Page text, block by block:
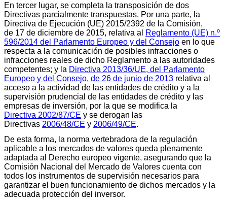
En tercer lugar, se completa la transposición de dos
Directivas parcialmente transpuestas. Por una parte, la
Directiva de Ejecución (UE) 2015/2392 de la Comisión,
de 17 de diciembre de 2015, relativa al
Reglamento (UE) n.º
596/2014 del Parlamento Europeo y del Consejo en lo que
respecta a la comunicación de posibles infracciones o
infracciones reales de dicho Reglamento a las autoridades
competentes; y la Directiva 2013/36/UE, del Parlamento
Europeo y del Consejo, de 26 de junio de 2013 relativa al
acceso a la actividad de las entidades de crédito y a la
supervisión prudencial de las entidades de crédito y las
empresas de inversión, por la que se modifica la
Directiva 2002/87/CE y se derogan las
Directivas 2006/48/CE y 2006/49/CE.
De esta forma, la norma vertebradora de la regulación
aplicable a los mercados de valores queda plenamente
adaptada al Derecho europeo vigente, asegurando que la
Comisión Nacional del Mercado de Valores cuenta con
todos los instrumentos de supervisión necesarios para
garantizar el buen funcionamiento de dichos mercados y la
adecuada protección del inversor.